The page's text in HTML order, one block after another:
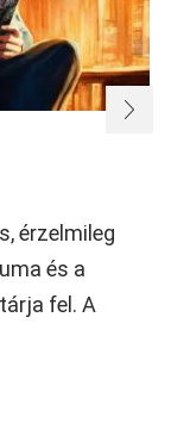
érzelmileg
és a
fel. A